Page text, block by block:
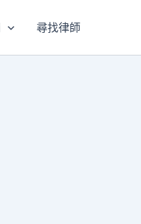
尋找律師